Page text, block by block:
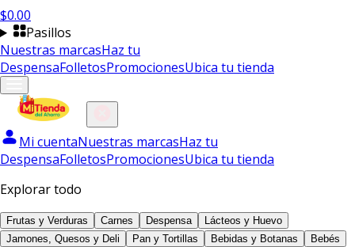
$0.00
Pasillos
Nuestras marcasHaz tu
DespensaFolletosPromocionesUbica tu tienda
Mi cuentaNuestras marcasHaz tu
DespensaFolletosPromocionesUbica tu tienda
Explorar todo
Frutas y Verduras Carnes Despensa
Lácteos y Huevo
Jamones, Quesos y Deli
Pan y Tortillas Bebidas y Botanas
Bebés